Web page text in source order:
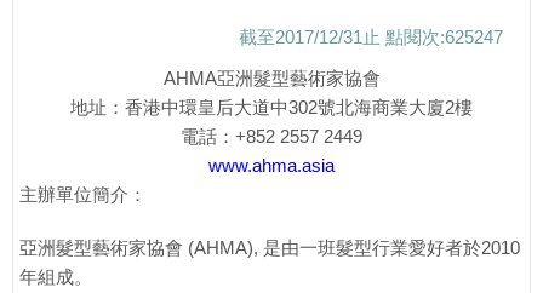
截至2017/12/31止 點閱次:625247
AHMA亞洲髮型藝術家協會
地址：香港中環皇后大道中302號北海商業大廈2樓
電話：+852 2557 2449
www.ahma.asia
主辦單位簡介：
亞洲髮型藝術家協會 (AHMA), 是由一班髮型行業愛好者於2010
年組成。